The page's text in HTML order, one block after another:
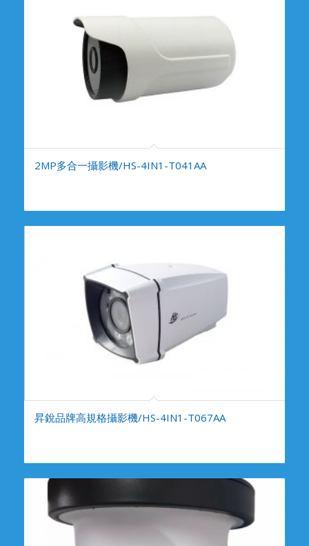
2MP多合一攝影機/HS-4IN1-T041AA
昇銳品牌高規格攝影機/HS-4IN1-T067AA